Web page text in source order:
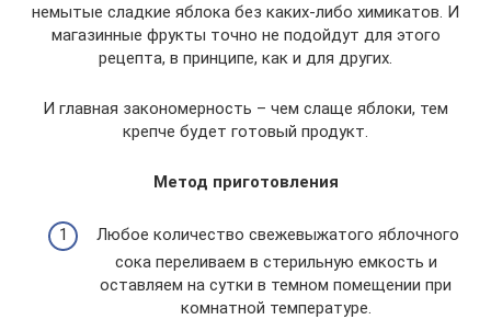
немытые сладкие яблока без каких-либо химикатов. И
магазинные фрукты точно не подойдут для этого
рецепта, в принципе, как и для других.
И главная закономерность – чем слаще яблоки, тем
крепче будет готовый продукт.
Метод приготовления
Любое количество свежевыжатого яблочного
сока переливаем в стерильную емкость и
оставляем на сутки в темном помещении при
комнатной температуре.